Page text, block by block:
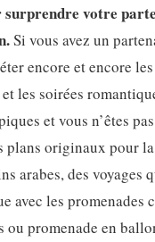
surprendre votre
Si vous avez un
encore et encore
les soirées
et vous n’êtes
plans originaux pour
arabes, des voyages
avec les promenades
ou promenade en